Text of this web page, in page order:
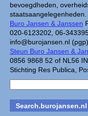
bevoegdheden,
staatsaangelegenheden.
Buro Jansen & Janssen
020-6123202, 06-
info@burojansen.nl (pgp)
Steun Buro Jansen &
0856 9868 52 of NL56
Stichting Res Publica,
Search.burojansen.nl